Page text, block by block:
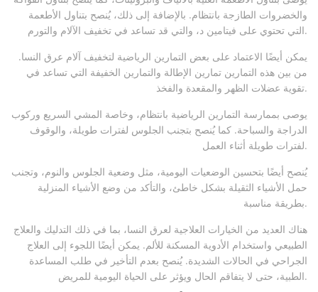
والخضروات الطازجة بانتظام. بالإضافة إلى ذلك، يُنصح بتناول الأطعمة
التي تحتوي على فيتامين د، والتي قد تساعد في تخفيف الآلام والتورم.
يمكن أيضًا الاعتماد على بعض التمارين الرياضية لتخفيف آلام عرق النسا.
من بين هذه التمارين تمارين الإطالة والتمارين الخفيفة التي تساعد في
تقوية عضلات الظهر والمقعدة والفخذ.
يوصى بممارسة التمارين الرياضية بانتظام، وخاصة المشي السريع وركوب
الدراجة والسباحة. كما يُنصح بتجنب الجلوس لفترات طويلة، والوقوف
لفترات طويلة أثناء العمل.
يُنصح أيضًا بتحسين الوضعيات اليومية، مثل وضعية الجلوس والنوم، وتجنب
حمل الأشياء الثقيلة بشكل خاطئ، والتأكد من وضع الأشياء المنزلية
بطريقة مناسبة.
هناك العديد من الخيارات العلاجية لعرق النسا، بما في ذلك التدليك والعلاج
الطبيعي واستخدام الأدوية المسكنة للألم. يمكن أيضًا اللجوء إلى العلاج
الجراحي في الحالات الشديدة. يُنصح بعدم التأخير في طلب المساعدة
الطبية، حتى لا يتفاقم الحال ويؤثر على الحياة اليومية للمريض.